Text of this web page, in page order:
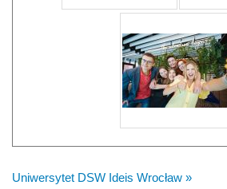
Uniwersytet DSW Ideis Wrocław »